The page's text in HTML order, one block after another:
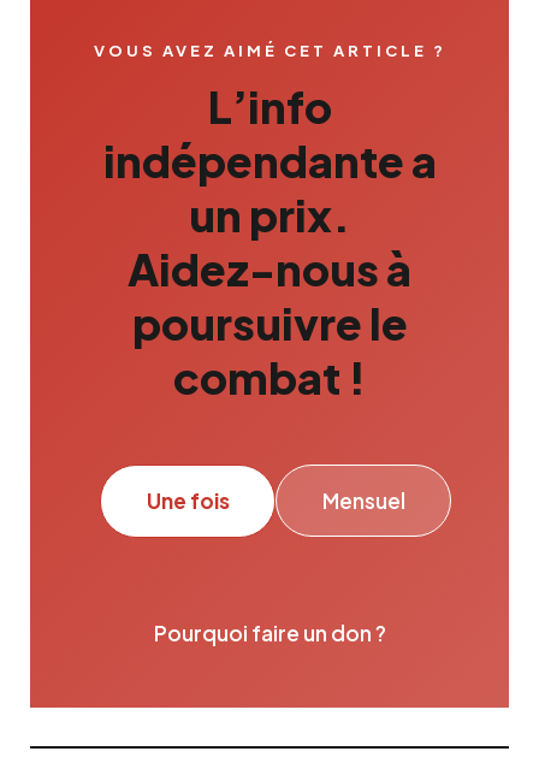
VOUS AVEZ AIMÉ CET ARTICLE ?
L’info
indépendante a
un prix.
Aidez-nous à
poursuivre le
combat !
Une fois Mensuel
Pourquoi faire un don ?